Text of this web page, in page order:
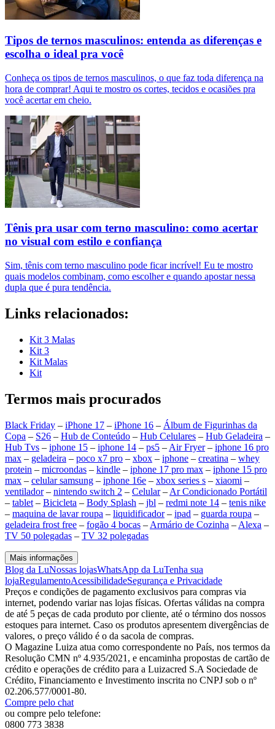
Tipos de ternos masculinos: entenda as diferenças e
escolha o ideal pra você
Conheça os tipos de ternos masculinos, o que faz toda diferença na
hora de comprar! Aqui te mostro os cortes, tecidos e ocasiões pra
você acertar em cheio.
Tênis pra usar com terno masculino: como acertar
no visual com estilo e confiança
Sim, tênis com terno masculino pode ficar incrível! Eu te mostro
quais modelos combinam, como escolher e quando apostar nessa
dupla que é pura tendência.
Links relacionados:
Kit 3 Malas
Kit 3
Kit Malas
Kit
Termos mais procurados
Black Friday – iPhone 17 – iPhone 16 – Álbum de Figurinhas da
Copa – S26 – Hub de Conteúdo – Hub Celulares – Hub Geladeira –
Hub Tvs – iphone 15 – iphone 14 – ps5 – Air Fryer– iphone 16 pro
max – geladeira – poco x7 pro – xbox – iphone – creatina – whey
protein – microondas – kindle – iphone 17 pro max – iphone 15 pro
max – celular samsung – iphone 16e – xbox series s – xiaomi –
ventilador– nintendo switch 2 – Celular– Ar Condicionado Portátil
– tablet – Bicicleta – Body Splash – jbl – redmi note 14 – tenis nike
– maquina de lavar roupa – liquidificador– ipad – guarda roupa –
geladeira frost free – fogão 4 bocas – Armário de Cozinha – Alexa –
TV 50 polegadas – TV 32 polegadas
Mais informações
Blog da LuNossas lojasWhatsApp da LuTenha sua
lojaRegulamentoAcessibilidadeSegurança e Privacidade
Preços e condições de pagamento exclusivos para compras via
internet, podendo variar nas lojas físicas. Ofertas válidas na compra
de até 5 peças de cada produto por cliente, até o término dos nossos
estoques para internet. Caso os produtos apresentem divergências de
valores, o preço válido é o da sacola de compras.
O Magazine Luiza atua como correspondente no País, nos termos da
Resolução CMN nº 4.935/2021, e encaminha propostas de cartão de
crédito e operações de crédito para a Luizacred S.A Sociedade de
Crédito, Financiamento e Investimento inscrita no CNPJ sob o nº
02.206.577/0001-80.
Compre pelo chat
ou compre pelo telefone:
0800 773 3838